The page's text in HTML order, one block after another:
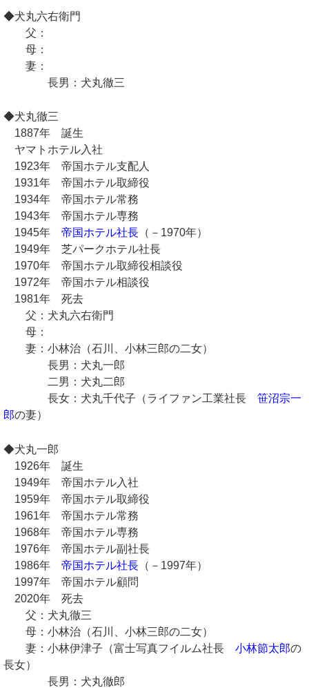
◆犬丸六右衛門
父：
母：
妻：
長男：犬丸徹三
◆犬丸徹三
1887年 誕生
ヤマトホテル入社
1923年 帝国ホテル支配人
1931年 帝国ホテル取締役
1934年 帝国ホテル常務
1943年 帝国ホテル専務
1945年 帝国ホテル社長（－1970年）
1949年 芝パークホテル社長
1970年 帝国ホテル取締役相談役
1972年 帝国ホテル相談役
1981年 死去
父：犬丸六右衛門
母：
妻：小林治（石川、小林三郎の二女）
長男：犬丸一郎
二男：犬丸二郎
長女：犬丸千代子（ライファン工業社長 笹沼宗一
郎の妻）
◆犬丸一郎
1926年 誕生
1949年 帝国ホテル入社
1959年 帝国ホテル取締役
1961年 帝国ホテル常務
1968年 帝国ホテル専務
1976年 帝国ホテル副社長
1986年 帝国ホテル社長（－1997年）
1997年 帝国ホテル顧問
2020年 死去
父：犬丸徹三
母：小林治（石川、小林三郎の二女）
妻：小林伊津子（富士写真フイルム社長 小林節太郎の
長女）
長男：犬丸徹郎